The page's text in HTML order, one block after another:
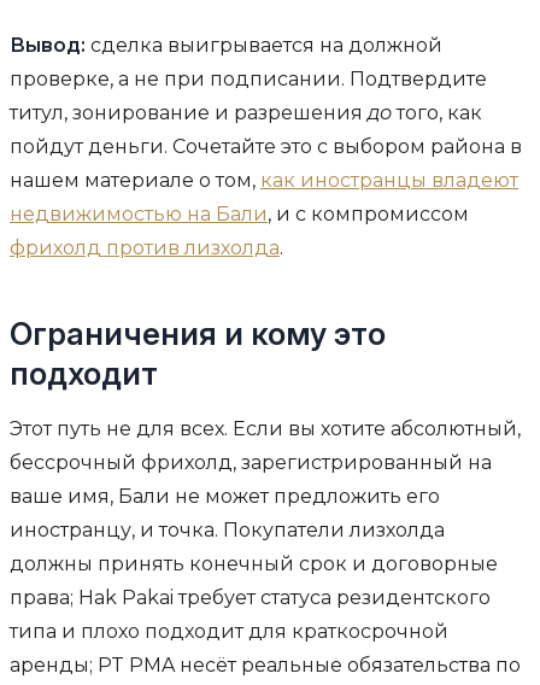
Вывод: сделка выигрывается на должной
проверке, а не при подписании. Подтвердите
титул, зонирование и разрешения дотого, как
пойдут деньги. Сочетайте это с выбором района в
нашем материале о том, как иностранцы владеют
недвижимостью на Бали, и с компромиссом
фрихолд против лизхолда.
Ограничения и кому это
подходит
Этот путь не для всех. Если вы хотите абсолютный,
бессрочный фрихолд, зарегистрированный на
ваше имя, Бали не может предложить его
иностранцу, и точка. Покупатели лизхолда
должны принять конечный срок и договорные
права; Hak Pakai требует статуса резидентского
типа и плохо подходит для краткосрочной
аренды; PT PMA несёт реальные обязательства по